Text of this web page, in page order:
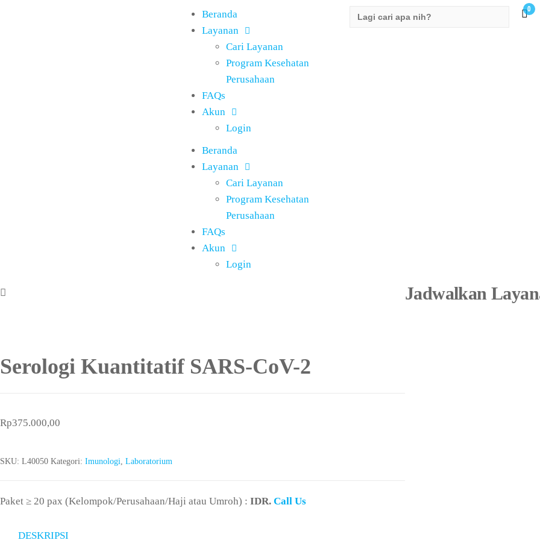
Beranda
Layanan
Cari Layanan
Program Kesehatan
Perusahaan
FAQs
Akun
Login
Beranda
Layanan
Cari Layanan
Program Kesehatan
Perusahaan
FAQs
Akun
Login
for:
0
Serologi Kuantitatif SARS-CoV-2
Rp375.000,00
SKU: L40050 Kategori: Imunologi, Laboratorium
Paket ≥ 20 pax (Kelompok/Perusahaan/Haji atau Umroh) : IDR. Call Us
Jadwalkan
DESKRIPSI